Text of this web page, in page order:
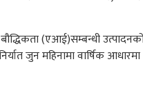
(एआई)सम्बन्धी उत्पादनको
जुन महिनामा वार्षिक